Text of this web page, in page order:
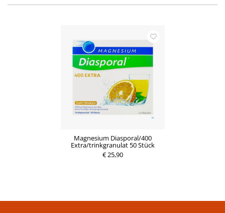
Magnesium Diasporal/400
Extra/trinkgranulat 50 Stück
€ 25,90